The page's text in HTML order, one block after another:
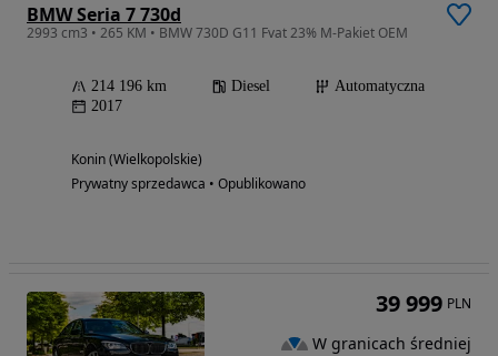
BMW Seria 7 730d
2993 cm3 • 265 KM • BMW 730D G11 Fvat 23% M-Pakiet OEM
214 196 km Diesel
Automatyczna
2017
Konin (Wielkopolskie)
Prywatny sprzedawca • Opublikowano
39 999 PLN
W granicach średniej